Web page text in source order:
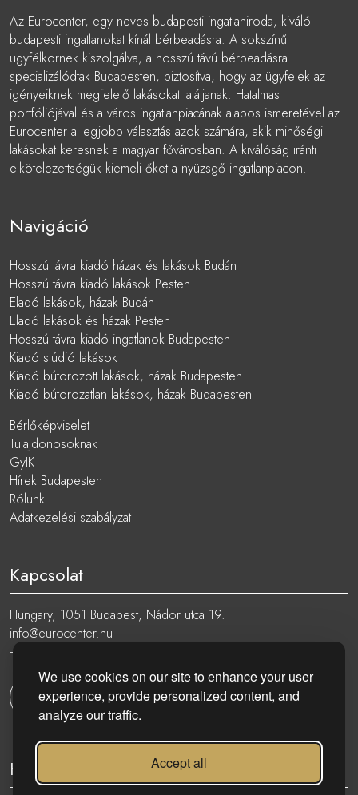
We use cookies on our site to enhance your user
experience, provide personalized content, and
analyze our traffic.
Accept all
Az Eurocenter, egy neves budapesti ingatlaniroda, kiváló
budapesti ingatlanokat kínál bérbeadásra. A sokszínű
ügyfélkörnek kiszolgálva, a hosszú távú bérbeadásra
specializálódtak Budapesten, biztosítva, hogy az ügyfelek az
igényeiknek megfelelő lakásokat találjanak. Hatalmas
portfóliójával és a város ingatlanpiacának alapos ismeretével az
Eurocenter a legjobb választás azok számára, akik minőségi
lakásokat keresnek a magyar fővárosban. A kiválóság iránti
elkötelezettségük kiemeli őket a nyüzsgő ingatlanpiacon.
Navigáció
Hosszú távra kiadó házak és lakások Budán
Hosszú távra kiadó lakások Pesten
Eladó lakások, házak Budán
Eladó lakások és házak Pesten
Hosszú távra kiadó ingatlanok Budapesten
Kiadó stúdió lakások
Kiadó bútorozott lakások, házak Budapesten
Kiadó bútorozatlan lakások, házak Budapesten
Bérlőképviselet
Tulajdonosoknak
GyIK
Hírek Budapesten
Rólunk
Adatkezelési szabályzat
Kapcsolat
Hungary, 1051 Budapest, Nádor utca 19.
info@eurocenter.hu
+36 20 919 0005
Kapcsolatfelvétel
Kövess minket: